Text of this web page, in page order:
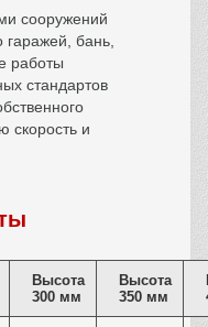
сооружений
бань,
работы
стандартов
скорость и
Высота
300 мм
Высота
350 мм